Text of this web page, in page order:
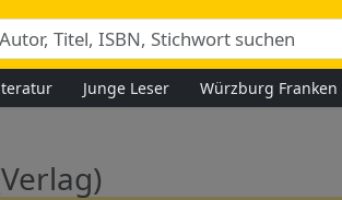
Junge Leser Würzburg Franken